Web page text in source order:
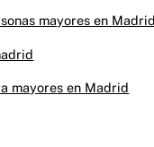
mayores en Madrid
mayores en Madrid